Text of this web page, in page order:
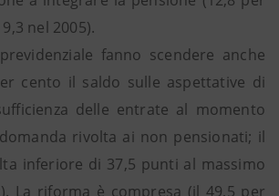
nel 2005).
fanno scendere anche
cento il saldo sulle aspettative di
delle entrate al momento
rivolta ai non pensionati; il
inferiore di 37,5 punti al massimo
La riforma è compresa (il 49,5 per